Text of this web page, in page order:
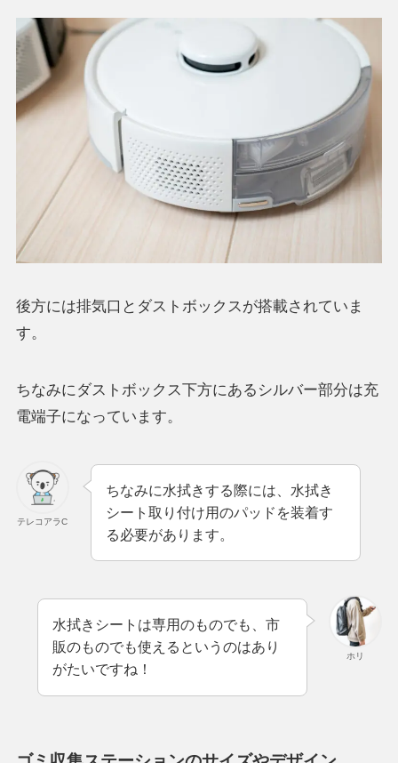
後方には排気口とダストボックスが搭載されていま
す。
ちなみにダストボックス下方にあるシルバー部分は充
電端子になっています。
テレコアラC
ちなみに水拭きする際には、水拭き
シート取り付け用のパッドを装着す
る必要があります。
ホリ
水拭きシートは専用のものでも、市
販のものでも使えるというのはあり
がたいですね！